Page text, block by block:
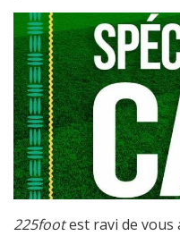
225footest ravi de vous